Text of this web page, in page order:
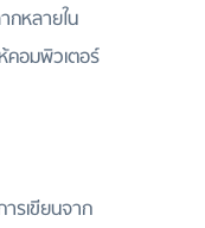
กหลายใน
คอมพิวเตอร์
รเขียนจาก